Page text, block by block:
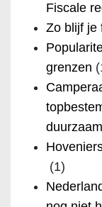
Fiscale
Zo blijf je
grenzen
(1)